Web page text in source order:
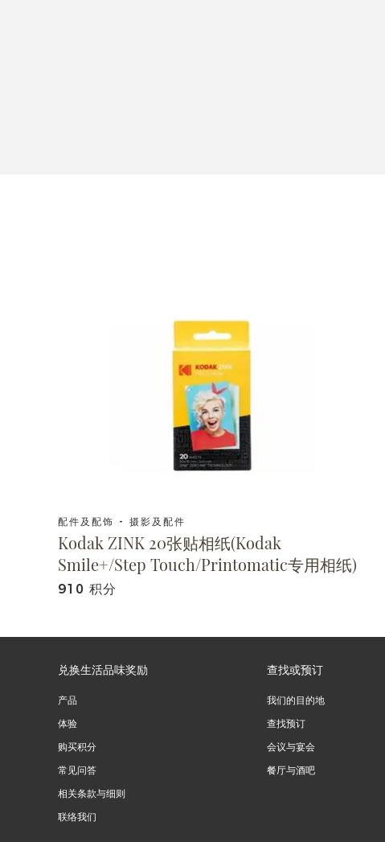
配件及配饰 - 摄影及配件
Kodak ZINK 20张贴相纸(Kodak
Smile+/Step Touch/Printomatic专用相纸)
910 积分
兑换生活品味奖励
产品
体验
购买积分
常见问答
相关条款与细则
联络我们
查找或预订
我们的目的地
查找预订
会议与宴会
餐厅与酒吧